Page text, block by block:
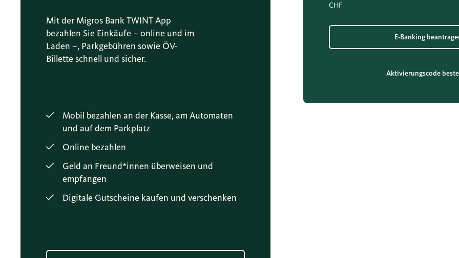
CHF
E-Banking
Aktivierungscode
Mit der Migros Bank TWINT App
bezahlen Sie Einkäufe – online und im
Laden –, Parkgebühren sowie ÖV-
Billette schnell und sicher.
Mobil bezahlen an der Kasse, am Automaten
und auf dem Parkplatz
Online bezahlen
Geld an Freund*innen überweisen und
empfangen
Digitale Gutscheine kaufen und verschenken